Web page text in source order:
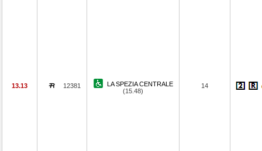
13.13 12381
LA SPEZIA CENTRALE
(15.48)
14